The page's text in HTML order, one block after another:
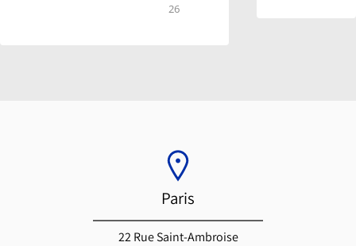
26
Paris
22 Rue Saint-Ambroise